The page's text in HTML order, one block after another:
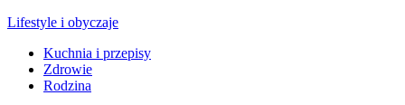
Lifestyle i obyczaje
Kuchnia i przepisy
Zdrowie
Rodzina